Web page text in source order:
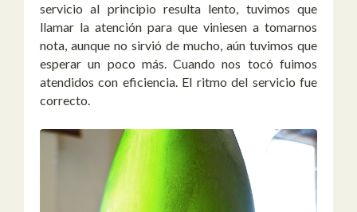
servicio al principio resulta lento, tuvimos que
llamar la atención para que viniesen a tomarnos
nota, aunque no sirvió de mucho, aún tuvimos que
esperar un poco más. Cuando nos tocó fuimos
atendidos con eficiencia. El ritmo del servicio fue
correcto.